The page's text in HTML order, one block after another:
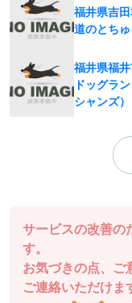
福井県吉
道のとち
福井県福
ドッグラ
シャンズ）
サービスの改善の
す。
お気づきの点、ご
ご連絡いただけま